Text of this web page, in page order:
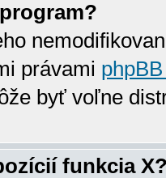
právami
byť voľne
funkcia